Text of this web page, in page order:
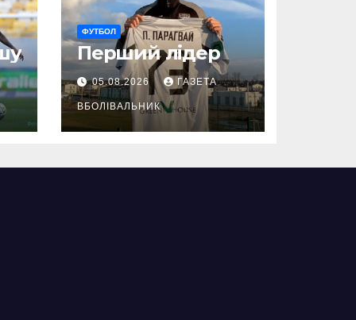
ФУТБОЛ
Перший лідер
05.08.2026 ГАЗЕТА
ВБОЛІВАЛЬНИК